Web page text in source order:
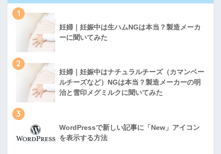
1
妊婦｜妊娠中は生ハムNGは本当？製造メーカ
ーに聞いてみた
2
妊婦｜妊娠中はナチュラルチーズ（カマンベー
ルチーズなど）NGは本当？製造メーカーの明
治と雪印メグミルクに聞いてみた
3
WordPressで新しい記事に「New」アイコン
を表示する方法